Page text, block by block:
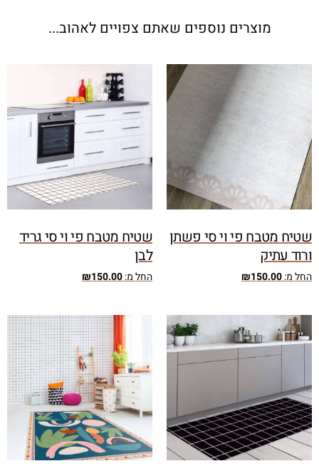
מוצרים נוספים שאתם צפויים לאהוב...
שטיח מטבח פי וי סי פשתן
ורוד עתיק
החל מ: ₪150.00
שטיח מטבח פי וי סי גריד
לבן
החל מ: ₪150.00